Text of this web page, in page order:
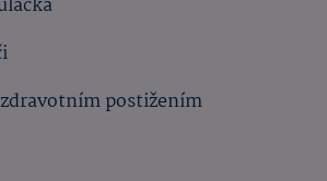
postižením